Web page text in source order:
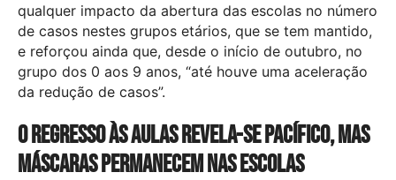
qualquer impacto da abertura das escolas no número
de casos nestes grupos etários, que se tem mantido,
e reforçou ainda que, desde o início de outubro, no
grupo dos 0 aos 9 anos, “até houve uma aceleração
da redução de casos”.
O regresso às aulas revela-se pacífico, mas
máscaras permanecem nas escolas